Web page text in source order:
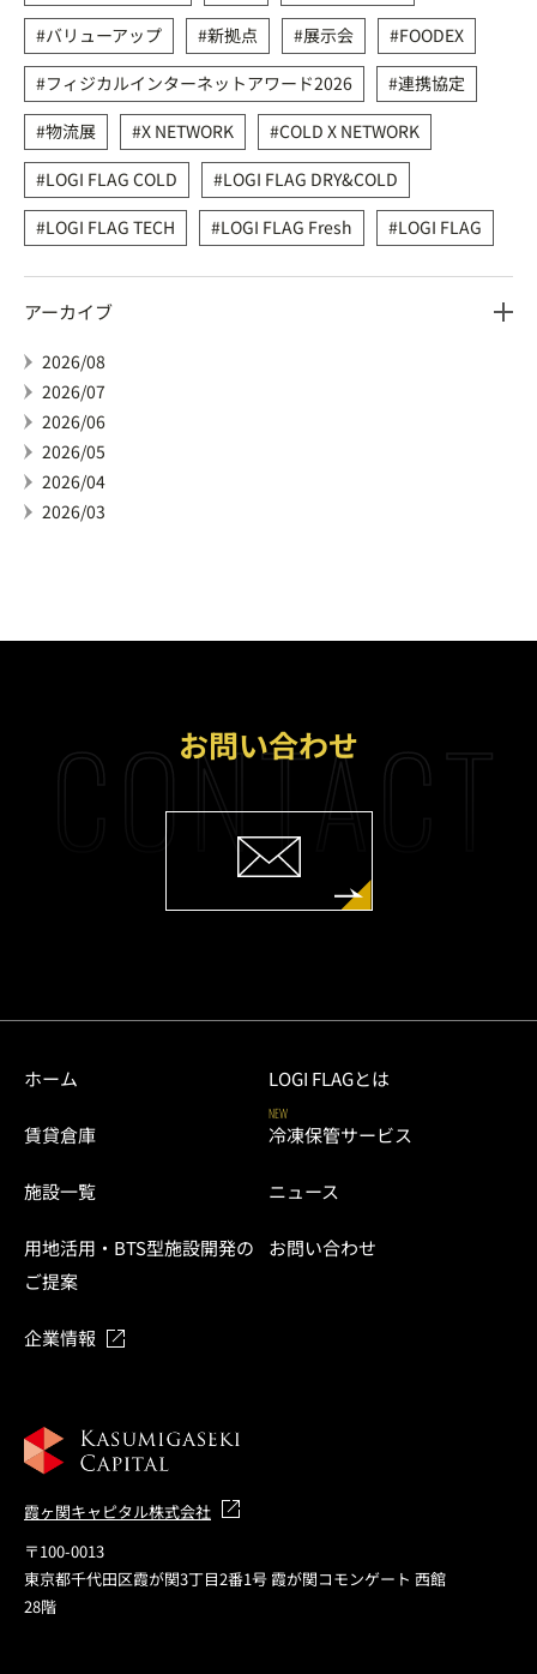
バリューアップ
新拠点 展示会
FOODEX
フィジカルインターネットアワード2026
連携協定
物流展
X NETWORK
COLD X NETWORK
LOGI FLAG COLD
LOGI FLAG DRY&COLD
LOGI FLAG TECH
LOGI FLAG Fresh LOGI FLAG
アーカイブ
2026/08
2026/07
2026/06
2026/05
2026/04
2026/03
お問い合わせ
ホーム LOGI FLAGとは
賃貸倉庫
NEW
冷凍保管サービス
施設一覧 ニュース
用地活用・BTS型施設開発の
ご提案
お問い合わせ
企業情報
霞ヶ関キャピタル株式会社
〒100-0013
東京都千代田区霞が関3丁目2番1号 霞が関コモンゲート 西館
28階